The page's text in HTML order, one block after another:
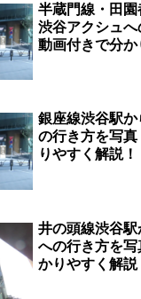
半蔵門線・田
渋谷アクシュへ
動画付きで分か
銀座線渋谷駅
の行き方を写
りやすく解説！
井の頭線渋谷
への行き方を
かりやすく解説